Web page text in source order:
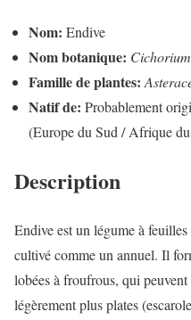
Nom: Endive
Nom botanique:
Famille de plantes:
Natif de: Probablement
(Europe du Sud / Afrique
Description
Endive est un légume à
cultivé comme un annuel. Il
lobées à froufrous, qui
légèrement plus plates